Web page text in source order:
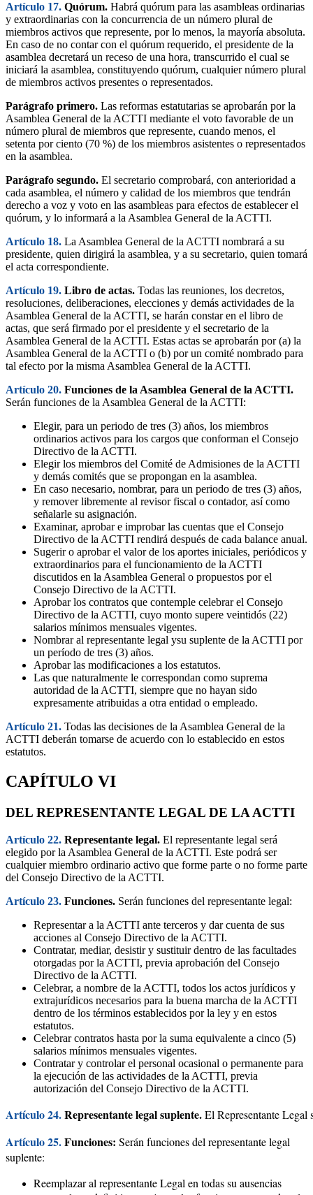
Artículo 17. Quórum. Habrá quórum para las asambleas ordinarias
y extraordinarias con la concurrencia de un número plural de
miembros activos que represente, por lo menos, la mayoría absoluta.
En caso de no contar con el quórum requerido, el presidente de la
asamblea decretará un receso de una hora, transcurrido el cual se
iniciará la asamblea, constituyendo quórum, cualquier número plural
de miembros activos presentes o representados.
Parágrafo primero. Las reformas estatutarias se aprobarán por la
Asamblea General de la ACTTI mediante el voto favorable de un
número plural de miembros que represente, cuando menos, el
setenta por ciento (70 %) de los miembros asistentes o representados
en la asamblea.
Parágrafo segundo. El secretario comprobará, con anterioridad a
cada asamblea, el número y calidad de los miembros que tendrán
derecho a voz y voto en las asambleas para efectos de establecer el
quórum, y lo informará a la Asamblea General de la ACTTI.
Artículo 18. La Asamblea General de la ACTTI nombrará a su
presidente, quien dirigirá la asamblea, y a su secretario, quien tomará
el acta correspondiente.
Artículo 19. Libro de actas. Todas las reuniones, los decretos,
resoluciones, deliberaciones, elecciones y demás actividades de la
Asamblea General de la ACTTI, se harán constar en el libro de
actas, que será firmado por el presidente y el secretario de la
Asamblea General de la ACTTI. Estas actas se aprobarán por (a) la
Asamblea General de la ACTTI o (b) por un comité nombrado para
tal efecto por la misma Asamblea General de la ACTTI.
Artículo 20. Funciones de la Asamblea General de la ACTTI.
Serán funciones de la Asamblea General de la ACTTI:
Elegir, para un periodo de tres (3) años, los miembros
ordinarios activos para los cargos que conforman el Consejo
Directivo de la ACTTI.
Elegir los miembros del Comité de Admisiones de la ACTTI
y demás comités que se propongan en la asamblea.
En caso necesario, nombrar, para un periodo de tres (3) años,
y remover libremente al revisor fiscal o contador, así como
señalarle su asignación.
Examinar, aprobar e improbar las cuentas que el Consejo
Directivo de la ACTTI rendirá después de cada balance anual.
Sugerir o aprobar el valor de los aportes iniciales, periódicos y
extraordinarios para el funcionamiento de la ACTTI
discutidos en la Asamblea General o propuestos por el
Consejo Directivo de la ACTTI.
Aprobar los contratos que contemple celebrar el Consejo
Directivo de la ACTTI, cuyo monto supere veintidós (22)
salarios mínimos mensuales vigentes.
Nombrar al representante legal ysu suplente de la ACTTI por
un período de tres (3) años.
Aprobar las modificaciones a los estatutos.
Las que naturalmente le correspondan como suprema
autoridad de la ACTTI, siempre que no hayan sido
expresamente atribuidas a otra entidad o empleado.
Artículo 21. Todas las decisiones de la Asamblea General de la
ACTTI deberán tomarse de acuerdo con lo establecido en estos
estatutos.
CAPÍTULO VI
DEL REPRESENTANTE LEGAL DE LA ACTTI
Artículo 22. Representante legal. El representante legal será
elegido por la Asamblea General de la ACTTI. Este podrá ser
cualquier miembro ordinario activo que forme parte o no forme parte
del Consejo Directivo de la ACTTI.
Artículo 23. Funciones. Serán funciones del representante legal:
Representar a la ACTTI ante terceros y dar cuenta de sus
acciones al Consejo Directivo de la ACTTI.
Contratar, mediar, desistir y sustituir dentro de las facultades
otorgadas por la ACTTI, previa aprobación del Consejo
Directivo de la ACTTI.
Celebrar, a nombre de la ACTTI, todos los actos jurídicos y
extrajurídicos necesarios para la buena marcha de la ACTTI
dentro de los términos establecidos por la ley y en estos
estatutos.
Celebrar contratos hasta por la suma equivalente a cinco (5)
salarios mínimos mensuales vigentes.
Contratar y controlar el personal ocasional o permanente para
la ejecución de las actividades de la ACTTI, previa
autorización del Consejo Directivo de la ACTTI.
Artículo 24.Representante legal suplente.
Artículo 25.Funciones: Serán funciones del representante legal
suplente:
Reemplazar al representante Legal en todas su ausencias